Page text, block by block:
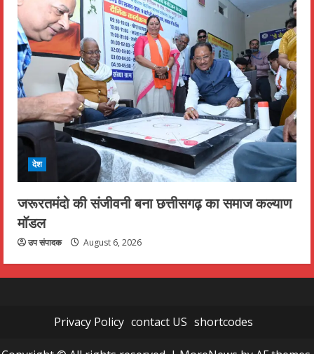
देश
जरूरतमंदो की संजीवनी बना छत्तीसगढ़ का समाज कल्याण
मॉडल
उप संपादक August 6, 2026
Privacy Policy contact US shortcodes